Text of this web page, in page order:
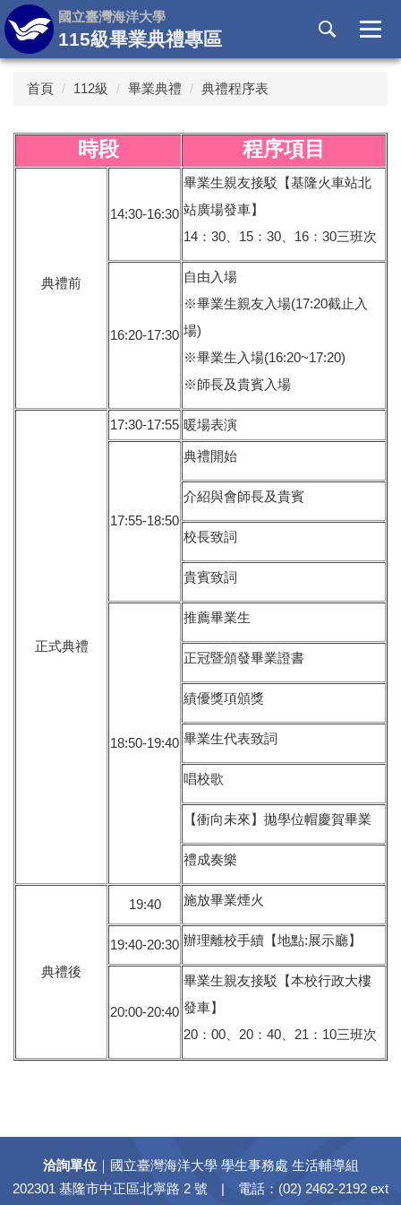
跳
到
主
區
國立臺灣海洋大學
115級畢業典禮專區
首頁 112級 畢業典禮 典禮程序表
時段 程序項目
典禮前
14:30-16:30
畢業生親友接駁【基隆火車站北
站廣場發車】
14：30、15：30、16：30三班次
16:20-17:30
自由入場
※畢業生親友入場(17:20截止入
場)
※畢業生入場(16:20~17:20)
※師長及貴賓入場
正式典禮
17:30-17:55 暖場表演
17:55-18:50
典禮開始
介紹與會師長及貴賓
校長致詞
貴賓致詞
18:50-19:40
推薦畢業生
正冠暨頒發畢業證書
績優獎項頒獎
畢業生代表致詞
唱校歌
【衝向未來】拋學位帽慶賀畢業
禮成奏樂
典禮後
19:40 施放畢業煙火
19:40-20:30 辦理離校手續【地點:展示廳】
20:00-20:40
畢業生親友接駁【本校行政大樓
發車】
20：00、20：40、21：10三班次
洽詢單位｜國立臺灣海洋大學 學生事務處 生活輔導組
202301 基隆市中正區北寧路 2 號 | 電話：(02) 2462-2192 ext